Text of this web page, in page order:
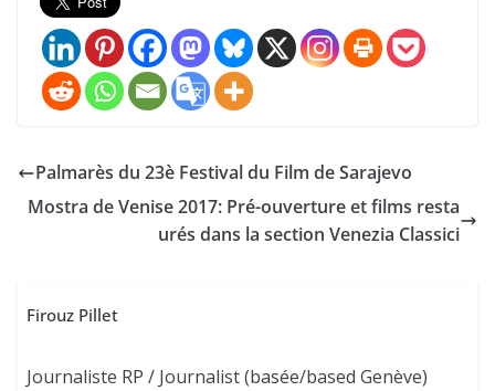
Palmarès du 23è Festival du Film de Sarajevo
Mostra de Venise 2017: Pré-ouverture et films resta
urés dans la section Venezia Classici
Firouz Pillet
Journaliste RP / Journalist (basée/based Genève)